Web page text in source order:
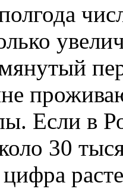
Если в
30